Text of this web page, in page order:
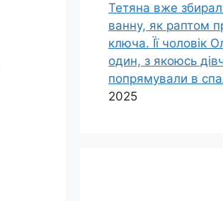
Тетяна вже
ванну, як раптом
ключа. Її чоловік
один, з якоюсь
попрямували в
2025